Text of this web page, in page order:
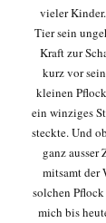
vieler
Tier sein
Kraft zur
kurz vor
kleinen
ein winziges
steckte. Und
ganz ausser
mitsamt der
solchen
mich bis